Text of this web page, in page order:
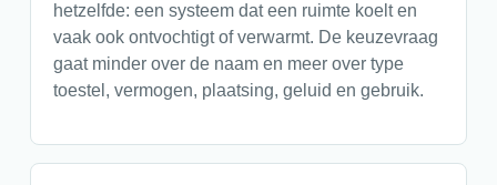
hetzelfde: een systeem dat een ruimte koelt en
vaak ook ontvochtigt of verwarmt. De keuzevraag
gaat minder over de naam en meer over type
toestel, vermogen, plaatsing, geluid en gebruik.